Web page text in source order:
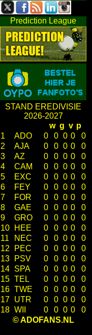
Prediction League
STAND EREDIVISIE
2026-2027
w g v p
1
ADO 0 0 0 0
0
2
AJA 0 0 0 0
0
3
AZ 0 0 0 0
0
4
CAM 0 0 0 0
0
5
EXC 0 0 0 0
0
6
FEY 0 0 0 0
0
7
FOR 0 0 0 0
0
8
GAE 0 0 0 0
0
9
GRO 0 0 0 0
0
10
HEE 0 0 0 0
0
11
NEC 0 0 0 0
0
12
PEC 0 0 0 0
0
13
PSV 0 0 0 0
0
14 SPA 0 0 0 0
0
15 TEL 0 0 0 0
0
16 TWE 0 0 0 0
0
17 UTR 0 0 0 0
0
18 WII 0 0 0 0
0
© ADOFANS.NL